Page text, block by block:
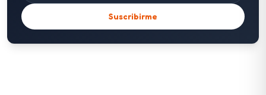
Suscribirme